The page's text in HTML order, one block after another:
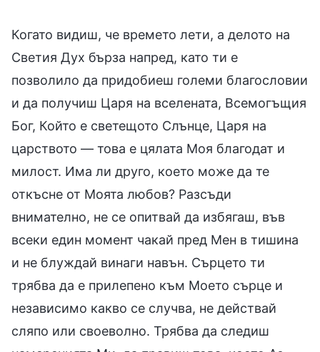
Когато видиш, че времето лети, а делото на
Светия Дух бърза напред, като ти е
позволило да придобиеш големи благословии
и да получиш Царя на вселената, Всемогъщия
Бог, Който е светещото Слънце, Царя на
царството — това е цялата Моя благодат и
милост. Има ли друго, което може да те
откъсне от Моята любов? Разсъди
внимателно, не се опитвай да избягаш, във
всеки един момент чакай пред Мен в тишина
и не блуждай винаги навън. Сърцето ти
трябва да е прилепено към Моето сърце и
независимо какво се случва, не действай
сляпо или своеволно. Трябва да следиш